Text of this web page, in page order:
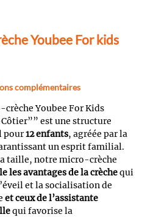
Youbee For kids
complémentaires
crèche Youbee For Kids
est une structure
pour12 enfants, agréée par la
un esprit familial.
taille, notre micro-crèche
les avantages de la crèchequi
et la socialisation de
et ceux de l’assistante
qui favorise la